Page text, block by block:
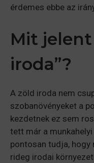
érdemes ebbe az
Mit jelent
iroda”?
A zöld iroda nem
szobanövényeket a
kezdetnek ez sem
tett már a
pontosan tudja, hogy
rideg irodai